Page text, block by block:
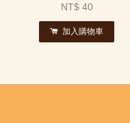
NT$ 40
加入購物車